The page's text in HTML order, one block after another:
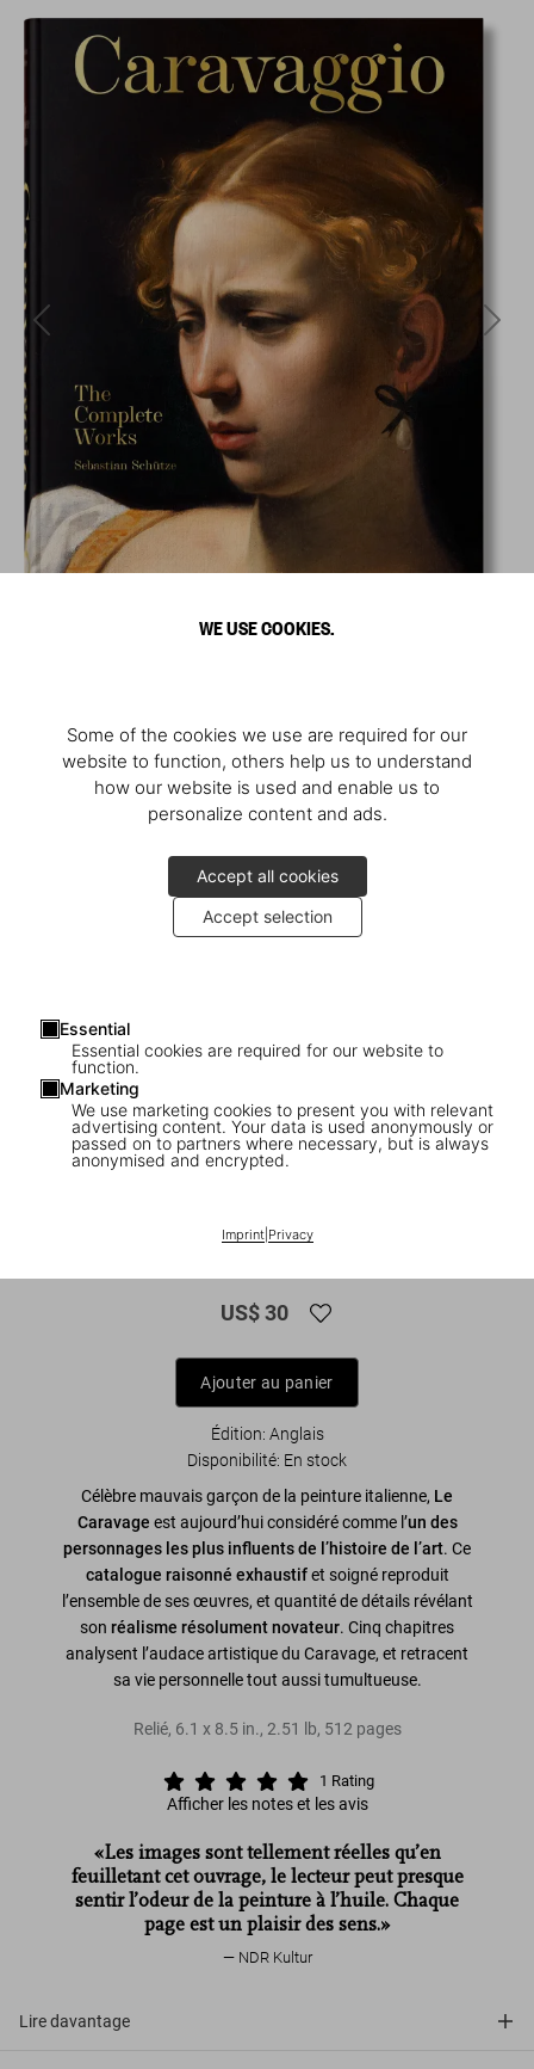
WE USE COOKIES.
Some of the cookies we use are required for our
website to function, others help us to understand
how our website is used and enable us to
personalize content and ads.
Accept all cookies
Accept selection
Essential
Essential cookies are required for our website to
function.
Marketing
We use marketing cookies to present you with relevant
advertising content. Your data is used anonymously or
passed on to partners where necessary, but is always
anonymised and encrypted.
Imprint| Privacy
1/8
Caravaggio. The Complete Works. 45th
US$ 30
Ajouter au panier
Édition: Anglais
Disponibilité: En stock
Célèbre mauvais garçon de la peinture italienne, Le
Caravage est aujourd’hui considéré comme l’un des
personnages les plus influents de l’histoire de l’art. Ce
catalogue raisonné exhaustifet soigné reproduit
l’ensemble de ses œuvres, et quantité de détails révélant
son réalisme résolument novateur. Cinq chapitres
analysent l’audace artistique du Caravage, et retracent
sa vie personnelle tout aussi tumultueuse.
Relié, 6.1 x 8.5 in., 2.51 lb, 512 pages
1 Rating
Afficher les notes et les avis
«Les images sont tellement réelles qu’en
feuilletant cet ouvrage, le lecteur peut presque
sentir l’odeur de la peinture à l’huile. Chaque
page est un plaisir des sens.»
NDR Kultur
Lire davantage